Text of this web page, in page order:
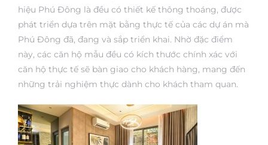
hiệu Phú Đông là đều có thiết kế thông thoáng, được
phát triển dựa trên mặt bằng thực tế của các dự án mà
Phú Đông đã, đang và sắp triển khai. Nhờ đặc điểm
này, các căn hộ mẫu đều có kích thước chính xác với
căn hộ thực tế sẽ bàn giao cho khách hàng, mang đến
những trải nghiệm thực dành cho khách tham quan.